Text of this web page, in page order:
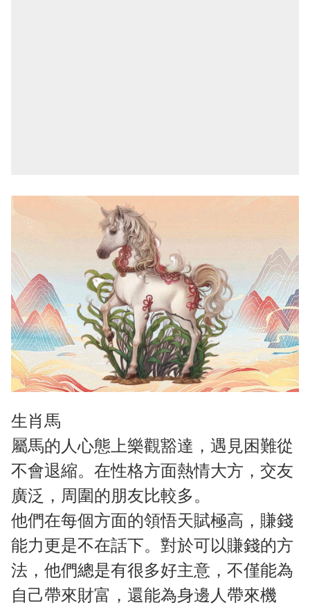
生肖馬
屬馬的人心態上樂觀豁達，遇見困難從
不會退縮。在性格方面熱情大方，交友
廣泛，周圍的朋友比較多。
他們在每個方面的領悟天賦極高，賺錢
能力更是不在話下。對於可以賺錢的方
法，他們總是有很多好主意，不僅能為
自己帶來財富，還能為身邊人帶來機